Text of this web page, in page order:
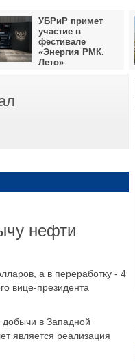
УБРиР примет
участие в
фестивале
«Энергия РМК.
Лето»
нефти
а в переработку - 4
вице-президента
в Западной
является реализация